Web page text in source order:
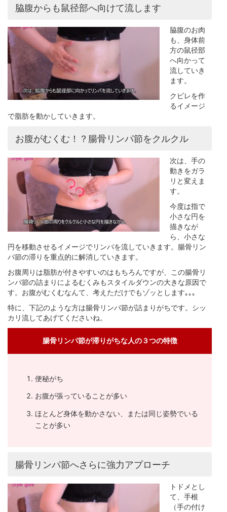
脇腹からも鼠径部へ向けて流します
脇腹のお肉
も、身体前
方の鼠径部
へ向かって
流していき
ます。
クビレを作
るイメージ
で脂肪を動かしていきます。
お腹がむくむ！？腸骨リンパ節をクルクル
次は、手の
動きをガラ
リと変えま
す。
今度は指で
小さな円を
描きなが
ら、小さな
円を移動させるイメージでリンパを流していきます。腸骨リン
パ節の滞りを重点的に解消していきます。
お腹周りは脂肪が付きやすいのはもちろんですが、この腸骨リ
ンパ節の詰まりによるむくみもスタイルダウンの大きな原因で
す。お腹がむくむなんて、考えただけでもゾッとします｡｡｡
特に、下記のような方は腸骨リンパ節が詰まりがちです。シッ
カリ流してあげてくださいね。
腸骨リンパ節が滞りがちな人の３つの特徴
便秘がち
お腹が張っていることが多い
ほとんど身体を動かさない、または同じ姿勢でいる
ことが多い
腸骨リンパ節へさらに強力アプローチ
トドメとし
て、手根
（手の付け